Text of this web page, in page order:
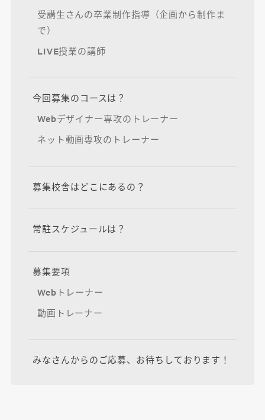
受講生さんの卒業制作指導（企画から制作ま
で）
LIVE授業の講師
今回募集のコースは？
Webデザイナー専攻のトレーナー
ネット動画専攻のトレーナー
募集校舎はどこにあるの？
常駐スケジュールは？
募集要項
Webトレーナー
動画トレーナー
みなさんからのご応募、お待ちしております！